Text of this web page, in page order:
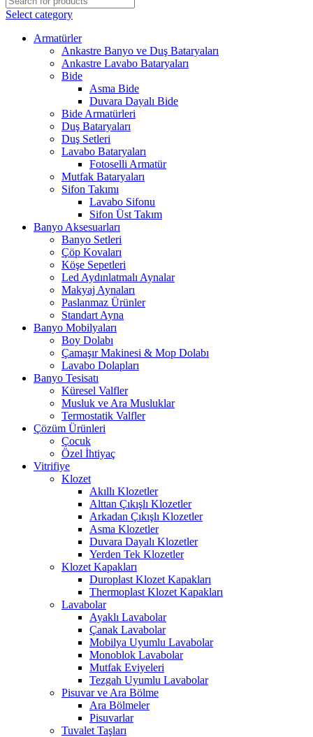
Select category
Armatürler
Ankastre Banyo ve Duş Bataryaları
Ankastre Lavabo Bataryaları
Bide
Asma Bide
Duvara Dayalı Bide
Bide Armatürleri
Duş Bataryaları
Duş Setleri
Lavabo Bataryaları
Fotoselli Armatür
Mutfak Bataryaları
Sifon Takımı
Lavabo Sifonu
Sifon Üst Takım
Banyo Aksesuarları
Banyo Setleri
Çöp Kovaları
Köşe Sepetleri
Led Aydınlatmalı Aynalar
Makyaj Aynaları
Paslanmaz Ürünler
Standart Ayna
Banyo Mobilyaları
Boy Dolabı
Çamaşır Makinesi & Mop Dolabı
Lavabo Dolapları
Banyo Tesisatı
Küresel Valfler
Musluk ve Ara Musluklar
Termostatik Valfler
Çözüm Ürünleri
Çocuk
Özel İhtiyaç
Vitrifiye
Klozet
Akıllı Klozetler
Alttan Çıkışlı Klozetler
Arkadan Çıkışlı Klozetler
Asma Klozetler
Duvara Dayalı Klozetler
Yerden Tek Klozetler
Klozet Kapakları
Duroplast Klozet Kapakları
Thermoplast Klozet Kapakları
Lavabolar
Ayaklı Lavabolar
Çanak Lavabolar
Mobilya Uyumlu Lavabolar
Monoblok Lavabolar
Mutfak Eviyeleri
Tezgah Uyumlu Lavabolar
Pisuvar ve Ara Bölme
Ara Bölmeler
Pisuvarlar
Tuvalet Taşları